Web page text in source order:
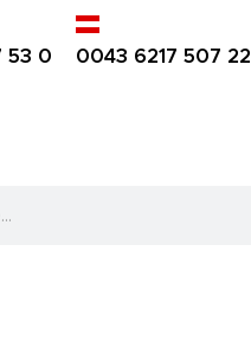
53 0 0043 6217 507 22